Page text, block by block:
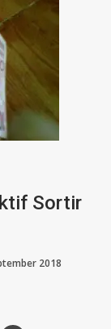
Sortir
2018